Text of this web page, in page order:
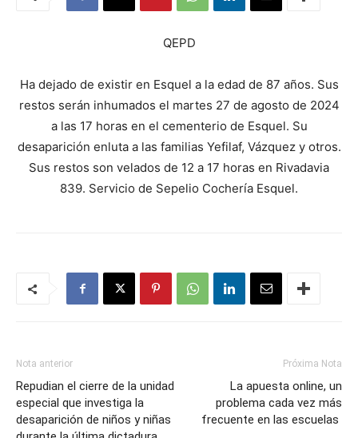
QEPD
Ha dejado de existir en Esquel a la edad de 87 años. Sus
restos serán inhumados el martes 27 de agosto de 2024
a las 17 horas en el cementerio de Esquel. Su
desaparición enluta a las familias Yefilaf, Vázquez y otros.
Sus restos son velados de 12 a 17 horas en Rivadavia
839. Servicio de Sepelio Cochería Esquel.
Nota anterior
Repudian el cierre de la unidad
especial que investiga la
desaparición de niños y niñas
Próxima Nota
La apuesta online, un
problema cada vez más
frecuente en las escuelas